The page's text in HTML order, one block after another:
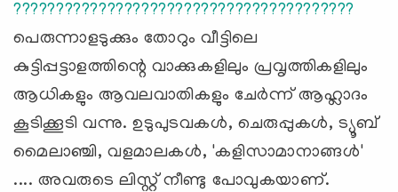
പെരുന്നാളടുക്കും തോറും വീട്ടിലെ
കുട്ടിപ്പട്ടാളത്തിന്റെ വാക്കുകളിലും പ്രവൃത്തികളിലും
ആധികളും ആവലവാതികളും ചേര്‍ന്ന് ആഹ്ലാദം
കൂടിക്കൂടി വന്നു. ഉടുപുടവകള്‍, ചെരുപ്പുകള്‍, ട്യൂബ്
മൈലാഞ്ചി, വളമാലകള്‍, 'കളിസാമാനാങ്ങള്‍'
.... അവരുടെ ലിസ്റ്റ് നീണ്ടു പോവുകയാണ്.